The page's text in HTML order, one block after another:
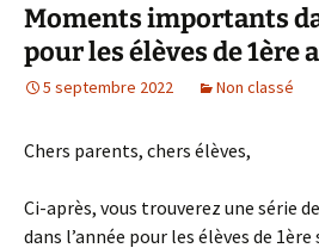
Moments importants
pour les élèves de 1ère
5 septembre 2022 Non classé
Chers parents, chers élèves,
Ci-après, vous trouverez une série
dans l’année pour les élèves de 1ère